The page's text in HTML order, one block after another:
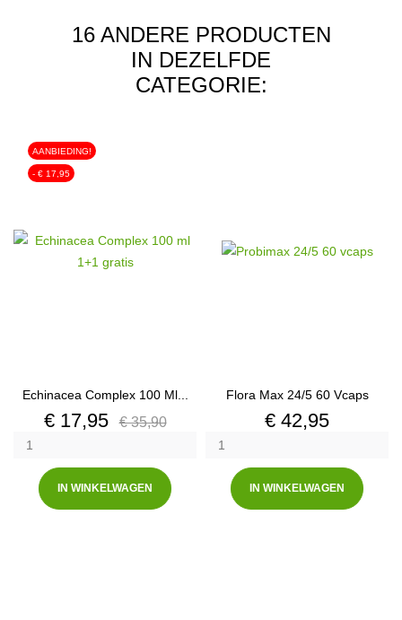
16 ANDERE PRODUCTEN
IN DEZELFDE
CATEGORIE:
Echinacea Complex 100 Ml...
Prijs
€ 17,95 Normale
€ 35,90
IN WINKELWAGEN
AANBIEDING!
- € 17,95
Flora Max 24/5 60 Vcaps
Prijs
€ 42,95
IN WINKELWAGEN